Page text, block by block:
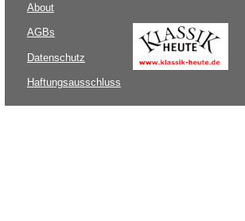
About
AGBs
Datenschutz
Haftungsausschluss